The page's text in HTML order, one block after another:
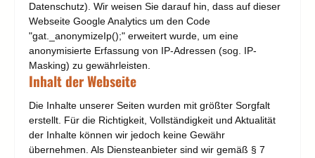
Datenschutz). Wir weisen Sie darauf hin, dass auf dieser
Webseite Google Analytics um den Code
"gat._anonymizeIp();" erweitert wurde, um eine
anonymisierte Erfassung von IP-Adressen (sog. IP-
Masking) zu gewährleisten.
Inhalt der Webseite
Die Inhalte unserer Seiten wurden mit größter Sorgfalt
erstellt. Für die Richtigkeit, Vollständigkeit und Aktualität
der Inhalte können wir jedoch keine Gewähr
übernehmen. Als Diensteanbieter sind wir gemäß § 7